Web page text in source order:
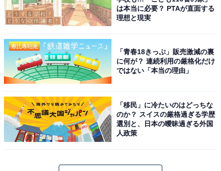
放題で楽しみながら、家族で思い出づくりができる
観光いちご園だから」（30代男性／埼玉県）
※回答者からのコメントは原文ママです
※記事内容は執筆時点のものです。最新の内容をご確認
ください
は本当に必要？ PTAが直面する
理想と現実
「青春18きっぷ」販売激減の裏
に何が？ 連続利用の厳格化だけ
ではない「本当の理由」
「移民」に冷たいのはどっちな
のか？ スイスの厳格過ぎる学歴
選別と、日本の曖昧過ぎる外国
人政策